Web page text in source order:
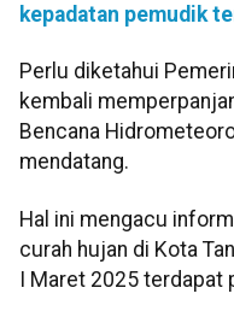
kepadatan pemudik
Perlu diketahui
kembali
Bencana
mendatang.
Hal ini mengacu
curah hujan di Kota
I Maret 2025 terdapat